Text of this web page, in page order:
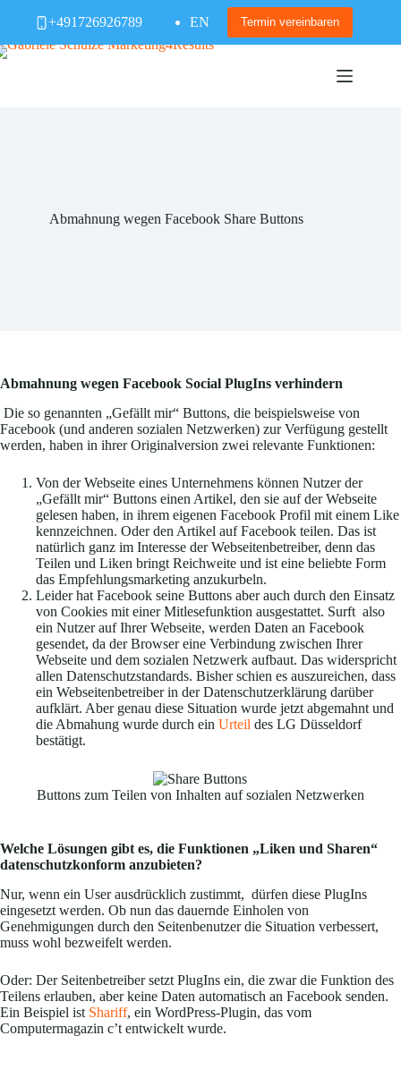
+491726926789 EN Termin vereinbaren
Abmahnung wegen Facebook Share Buttons
Abmahnung wegen Facebook Social PlugIns verhindern
Die so genannten „Gefällt mir“ Buttons, die beispielsweise von
Facebook (und anderen sozialen Netzwerken) zur Verfügung gestellt
werden, haben in ihrer Originalversion zwei relevante Funktionen:
Von der Webseite eines Unternehmens können Nutzer der
„Gefällt mir“ Buttons einen Artikel, den sie auf der Webseite
gelesen haben, in ihrem eigenen Facebook Profil mit einem Like
kennzeichnen. Oder den Artikel auf Facebook teilen. Das ist
natürlich ganz im Interesse der Webseitenbetreiber, denn das
Teilen und Liken bringt Reichweite und ist eine beliebte Form
das Empfehlungsmarketing anzukurbeln.
Leider hat Facebook seine Buttons aber auch durch den Einsatz
von Cookies mit einer Mitlesefunktion ausgestattet. Surft also
ein Nutzer auf Ihrer Webseite, werden Daten an Facebook
gesendet, da der Browser eine Verbindung zwischen Ihrer
Webseite und dem sozialen Netzwerk aufbaut. Das widerspricht
allen Datenschutzstandards. Bisher schien es auszureichen, dass
ein Webseitenbetreiber in der Datenschutzerklärung darüber
aufklärt. Aber genau diese Situation wurde jetzt abgemahnt und
die Abmahung wurde durch ein Urteil des LG Düsseldorf
bestätigt.
Buttons zum Teilen von Inhalten auf sozialen Netzwerken
Welche Lösungen gibt es, die Funktionen „Liken und Sharen“
datenschutzkonform anzubieten?
Nur, wenn ein User ausdrücklich zustimmt, dürfen diese PlugIns
eingesetzt werden. Ob nun das dauernde Einholen von
Genehmigungen durch den Seitenbenutzer die Situation verbessert,
muss wohl bezweifelt werden.
Oder: Der Seitenbetreiber setzt PlugIns ein, die zwar die Funktion des
Teilens erlauben, aber keine Daten automatisch an Facebook senden.
Ein Beispiel ist Shariff, ein WordPress-Plugin, das vom
Computermagazin c’t entwickelt wurde.